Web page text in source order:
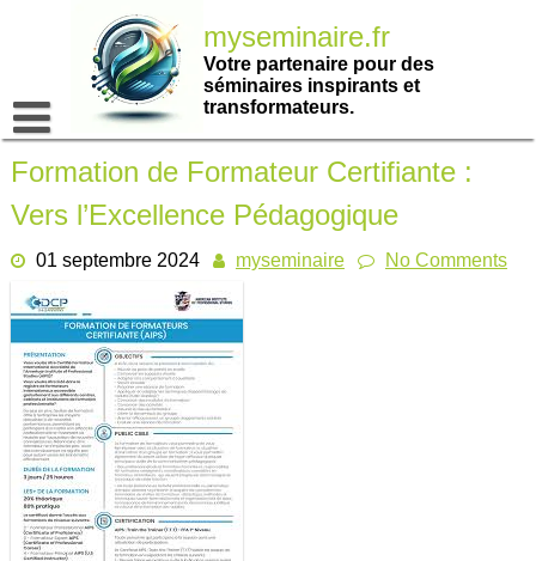
myseminaire.fr
Votre partenaire pour des
séminaires inspirants et
transformateurs.
Formation de Formateur Certifiante :
Vers l’Excellence Pédagogique
01 septembre 2024 myseminaire No Comments